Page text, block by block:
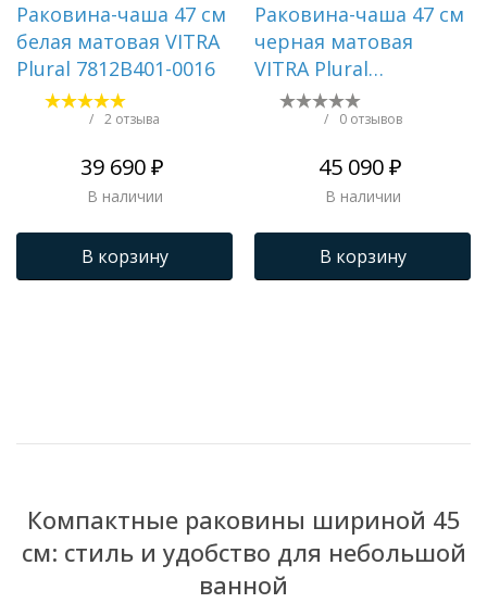
Раковина-чаша 47 см
белая матовая VITRA
Plural 7812B401-0016
/ 2 отзыва
39 690 ₽
В наличии
В корзину
Раковина-чаша 47 см
черная матовая
VITRA Plural
7812B483-0016
/ 0 отзывов
45 090 ₽
В наличии
В корзину
Компактные раковины шириной 45
см: стиль и удобство для небольшой
ванной